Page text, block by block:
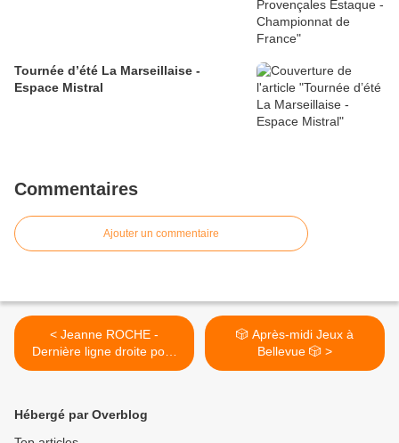
Tournée d’été La Marseillaise -
Espace Mistral
Commentaires
Ajouter un commentaire
< Jeanne ROCHE -
Dernière ligne droite pour
les JO
🎲 Après-midi Jeux à
Bellevue 🎲 >
Hébergé par Overblog